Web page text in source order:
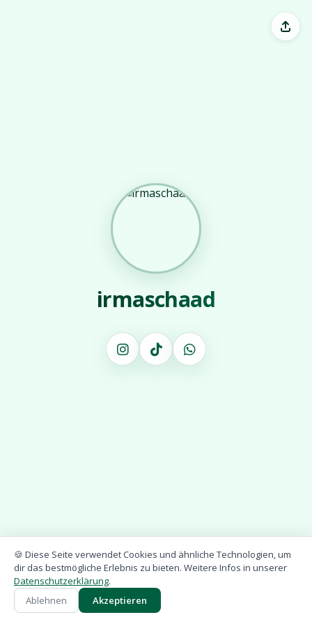
irmaschaad
⚡ Erstellt mit Gutvibe – Kostenlos starten
Impressum • Datenschutz
🍪 Diese Seite verwendet Cookies und ähnliche Technologien, um
dir das bestmögliche Erlebnis zu bieten. Weitere Infos in unserer
Datenschutzerklärung.
Ablehnen
Akzeptieren